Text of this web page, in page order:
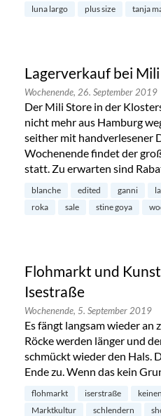
luna largo
plus size tanja
Lagerverkauf bei
Wochenende, 26. September 2019
Der Mili Store in der
nicht mehr aus Hamburg
seither mit handverlesener
Wochenende findet der
statt. Zu erwarten sind
blanche edited ganni
roka
sale stine goya
Flohmarkt und
Isestraße
Wochenende, 5. September 2019
Es fängt langsam wieder an
Röcke werden länger und
schmückt wieder den Hals.
Ende zu. Wenn das kein
flohmarkt iserstraße
Marktkultur
schlendern